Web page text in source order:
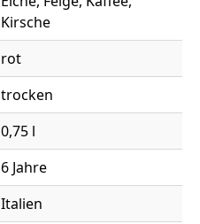
Kirsche
rot
trocken
0,75 l
6 Jahre
Italien